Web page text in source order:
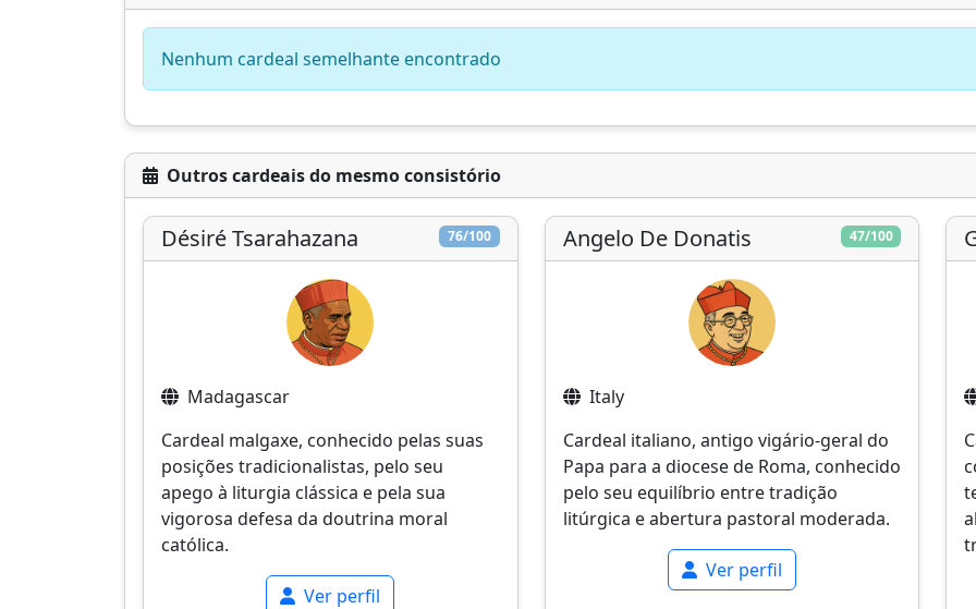
Nenhum cardeal semelhante encontrado
Outros cardeais do mesmo consistório
76/100
Désiré Tsarahazana
Madagascar
Cardeal malgaxe, conhecido pelas suas
posições tradicionalistas, pelo seu
apego à liturgia clássica e pela sua
vigorosa defesa da doutrina moral
católica.
Ver perfil
47/100
Angelo De Donatis
Italy
Cardeal italiano, antigo vigário-geral do
Papa para a diocese de Roma, conhecido
pelo seu equilíbrio entre tradição
litúrgica e abertura pastoral moderada.
Ver perfil
Doar Mais tarde